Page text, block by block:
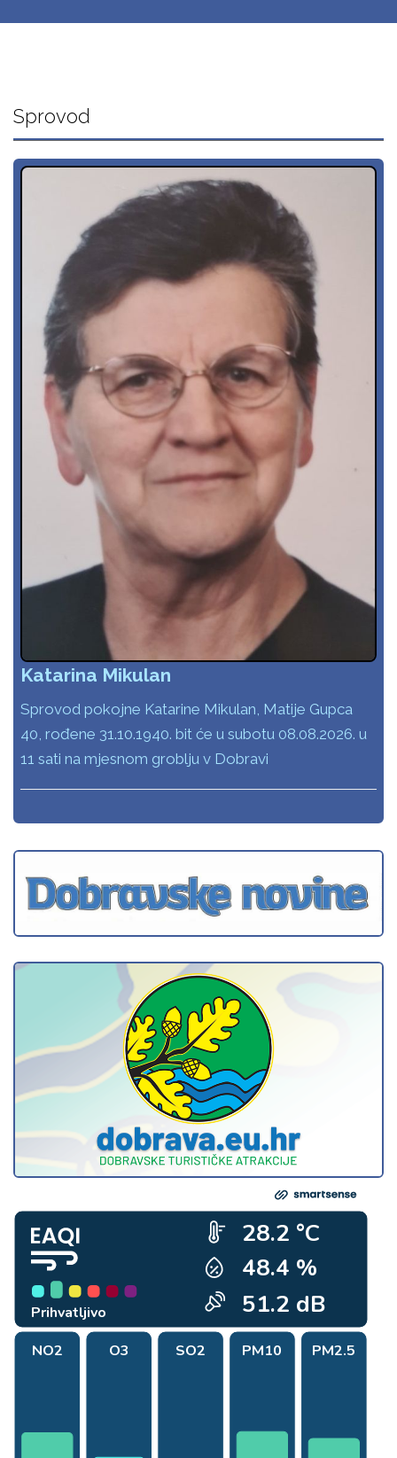
Sprovod
Katarina Mikulan
Sprovod pokojne Katarine Mikulan, Matije Gupca
40, rođene 31.10.1940. bit će u subotu 08.08.2026. u
11 sati na mjesnom groblju v Dobravi